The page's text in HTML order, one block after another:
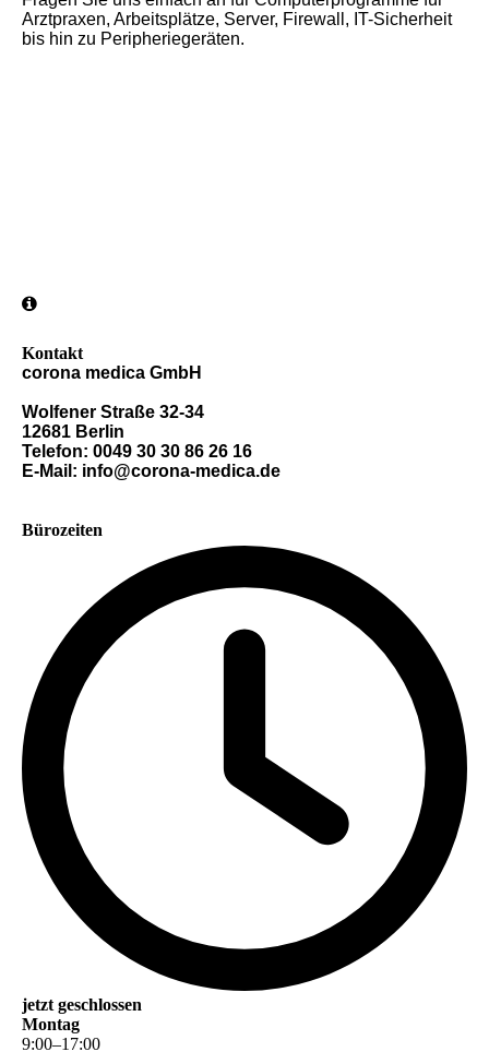
Arztpraxen, Arbeitsplätze, Server, Firewall, IT-Sicherheit
bis hin zu Peripheriegeräten.
Kontakt
corona medica GmbH
Wolfener Straße 32-34
12681 Berlin
Telefon: 0049 30 30 86 26 16
E-Mail: info@corona-medica.de
Bürozeiten
jetzt geschlossen
Montag
9:00–17:00